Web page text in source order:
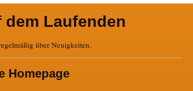
dem Laufenden
über Neuigkeiten.
Homepage